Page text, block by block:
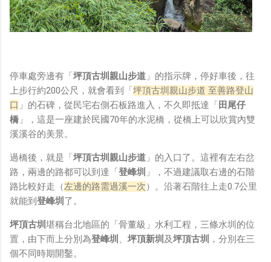
停車處旁邊有「坪頂古圳親山步道 」的指示牌，停好車後，往
上步行約200公尺，就會看到「坪頂古圳親山步道 至善路登山
口 」的石碑，從民宅右側石板路進入，不久即抵達「 田尾仔
橋 」，這是一座建於民國70年的水泥橋，從橋上可以欣賞內雙
溪溪谷的美景。
過橋後，就是「坪頂古圳親山步道 」的入口了。這裡有左右岔
路，兩邊的路都可以到達「登峰圳 」，不過建議取右邊的石階
路比較好走（左邊的路需過溪一次）。沿著石階往上走0.7公里
就能到 登峰圳 了。
坪頂古圳 堪稱台北地區的「骨董級」水利工程，三條水圳的位
置，由下而上分別為登峰圳 坪頂新圳 及坪頂古圳
，分別在三
個不同時期開鑿。